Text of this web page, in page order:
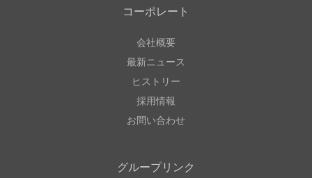
コーポレート
会社概要
最新ニュース
ヒストリー
採用情報
お問い合わせ
グループリンク